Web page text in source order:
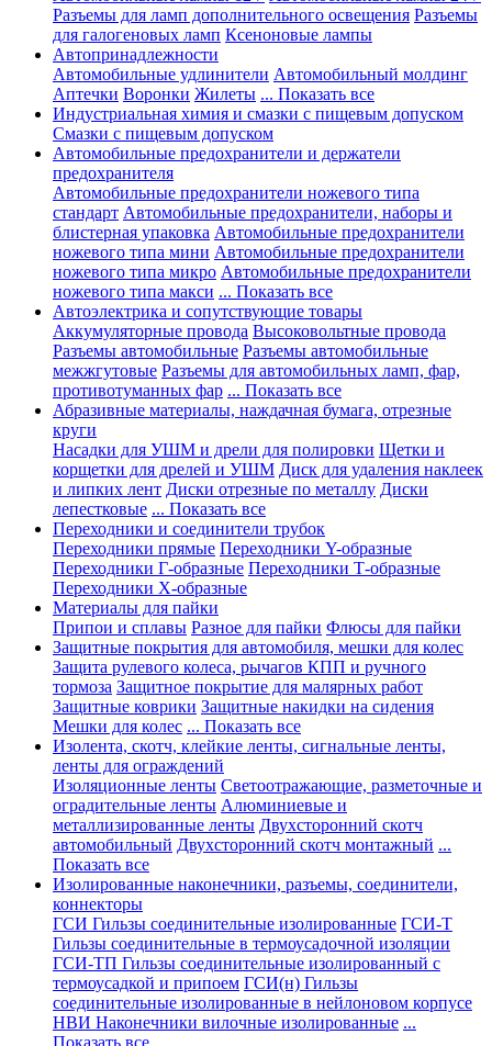
Разъемы для ламп дополнительного освещения Разъемы
для галогеновых ламп Ксеноновые лампы
Автопринадлежности
Автомобильные удлинители Автомобильный молдинг
Аптечки Воронки Жилеты ... Показать все
Индустриальная химия и смазки с пищевым допуском
Смазки с пищевым допуском
Автомобильные предохранители и держатели
предохранителя
Автомобильные предохранители ножевого типа
стандарт Автомобильные предохранители, наборы и
блистерная упаковка Автомобильные предохранители
ножевого типа мини Автомобильные предохранители
ножевого типа микро Автомобильные предохранители
ножевого типа макси ... Показать все
Автоэлектрика и сопутствующие товары
Аккумуляторные провода Высоковольтные провода
Разъемы автомобильные Разъемы автомобильные
межжгутовые Разъемы для автомобильных ламп, фар,
противотуманных фар ... Показать все
Абразивные материалы, наждачная бумага, отрезные
круги
Насадки для УШМ и дрели для полировки Щетки и
корщетки для дрелей и УШМ Диск для удаления наклеек
и липких лент Диски отрезные по металлу Диски
лепестковые ... Показать все
Переходники и соединители трубок
Переходники прямые Переходники Y-образные
Переходники Г-образные Переходники Т-образные
Переходники Х-образные
Материалы для пайки
Припои и сплавы Разное для пайки Флюсы для пайки
Защитные покрытия для автомобиля, мешки для колес
Защита рулевого колеса, рычагов КПП и ручного
тормоза Защитное покрытие для малярных работ
Защитные коврики Защитные накидки на сидения
Мешки для колес ... Показать все
Изолента, скотч, клейкие ленты, сигнальные ленты,
ленты для ограждений
Изоляционные ленты Светоотражающие, разметочные и
оградительные ленты Алюминиевые и
металлизированные ленты Двухсторонний скотч
автомобильный Двухсторонний скотч монтажный ...
Показать все
Изолированные наконечники, разъемы, соединители,
коннекторы
ГСИ Гильзы соединительные изолированные ГСИ-Т
Гильзы соединительные в термоусадочной изоляции
ГСИ-ТП Гильзы соединительные изолированный с
термоусадкой и припоем ГСИ(н) Гильзы
соединительные изолированные в нейлоновом корпусе
НВИ Наконечники вилочные изолированные ...
Показать все